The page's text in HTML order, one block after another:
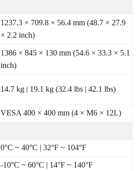
1237.3 × 709.8 × 56.4 mm (48.7 × 27.9
× 2.2 inch)
1386 × 845 × 130 mm (54.6 × 33.3 × 5.1
inch)
14.7 kg | 19.1 kg (32.4 lbs | 42.1 lbs)
VESA 400 × 400 mm (4 × M6 × 12L)
0°C ~ 40°C | 32°F ~ 104°F
-10°C ~ 60°C | 14°F ~ 140°F